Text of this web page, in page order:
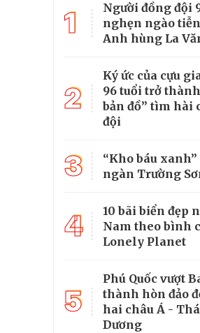
1
Người đồng đội
nghẹn ngào
Anh hùng La
2
Ký ức của cựu
96 tuổi trở
bản đồ” tìm hài
đội
3
“Kho báu
ngàn Trường
4
10 bãi biển đẹp
Nam theo bình
Lonely Planet
5
Phú Quốc vượt
thành hòn đảo
hai châu Á -
Dương